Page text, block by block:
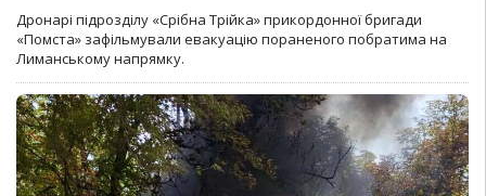
Дронарі підрозділу «Срібна Трійка» прикордонної бригади
«Помста» зафільмували евакуацію пораненого побратима на
Лиманському напрямку.